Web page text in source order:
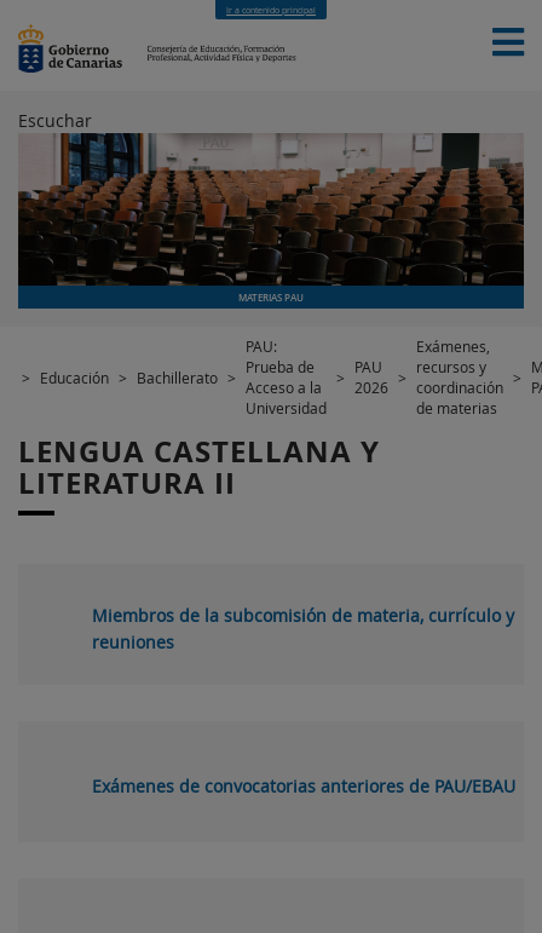
Ir a contenido principal
INICIO EDUCACIÓN
FORMACIÓN PROFESIONAL
CUALIFICACIONES PROFESIONALES
DEPORTES
CONTACTO
[INTRANET]
Escuchar
MATERIAS PAU
> Educación > Bachillerato >
PAU:
Prueba de
Acceso a la
Universidad
>
PAU
2026 >
Exámenes,
recursos y
coordinación
de materias
>
LENGUA CASTELLANA Y
LITERATURA II
Miembros de la subcomisión de materia, currículo y
reuniones
Exámenes de convocatorias anteriores de PAU/EBAU